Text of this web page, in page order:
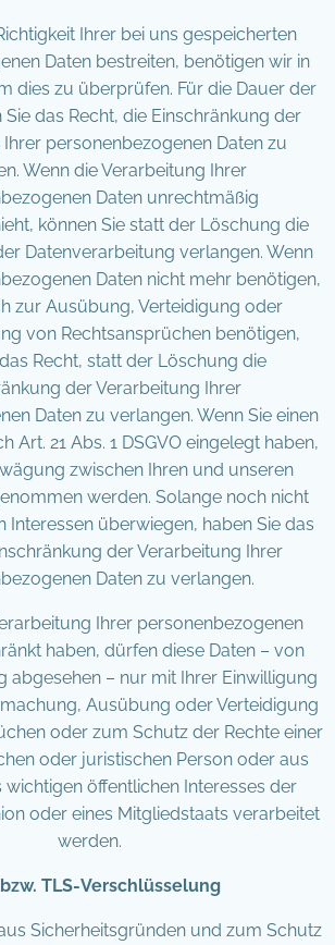
Ihrer bei uns gespeicherten
Daten bestreiten, benötigen wir in
dies zu überprüfen. Für die Dauer der
das Recht, die Einschränkung der
personenbezogenen Daten zu
Wenn die Verarbeitung Ihrer
Daten unrechtmäßig
können Sie statt der Löschung die
Datenverarbeitung verlangen. Wenn
Daten nicht mehr benötigen,
zur Ausübung, Verteidigung oder
von Rechtsansprüchen benötigen,
Recht, statt der Löschung die
der Verarbeitung Ihrer
Daten zu verlangen. Wenn Sie einen
Art. 21 Abs. 1 DSGVO eingelegt haben,
zwischen Ihren und unseren
werden. Solange noch nicht
Interessen überwiegen, haben Sie das
der Verarbeitung Ihrer
Daten zu verlangen.
Ihrer personenbezogenen
haben, dürfen diese Daten – von
abgesehen – nur mit Ihrer Einwilligung
Ausübung oder Verteidigung
oder zum Schutz der Rechte einer
oder juristischen Person oder aus
wichtigen öffentlichen Interesses der
oder eines Mitgliedstaats verarbeitet
werden.
TLS-Verschlüsselung
Sicherheitsgründen und zum Schutz